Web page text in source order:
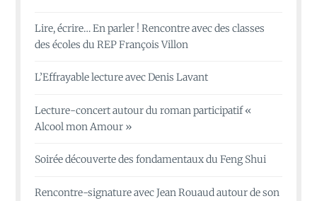
Lire, écrire… En parler ! Rencontre avec des classes
des écoles du REP François Villon
L’Effrayable lecture avec Denis Lavant
Lecture-concert autour du roman participatif «
Alcool mon Amour »
Soirée découverte des fondamentaux du Feng Shui
Rencontre-signature avec Jean Rouaud autour de son